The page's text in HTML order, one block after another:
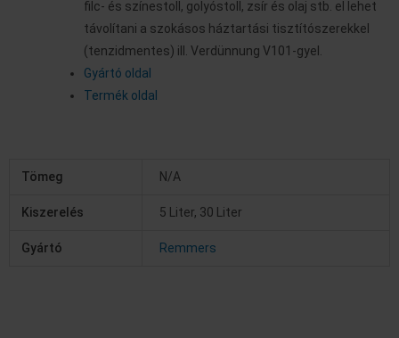
filc- és színestoll, golyóstoll, zsír és olaj stb. el lehet
távolítani a szokásos háztartási tisztítószerekkel
(tenzidmentes) ill. Verdünnung V101-gyel.
Gyártó oldal
Termék oldal
Tömeg N/A
Kiszerelés 5 Liter, 30 Liter
Gyártó Remmers